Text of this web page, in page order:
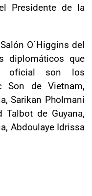
Presidente de la
O´Higgins del
diplomáticos que
oficial son los
Son de Vietnam,
Sarikan Pholmani
Talbot de Guyana,
Abdoulaye Idrissa